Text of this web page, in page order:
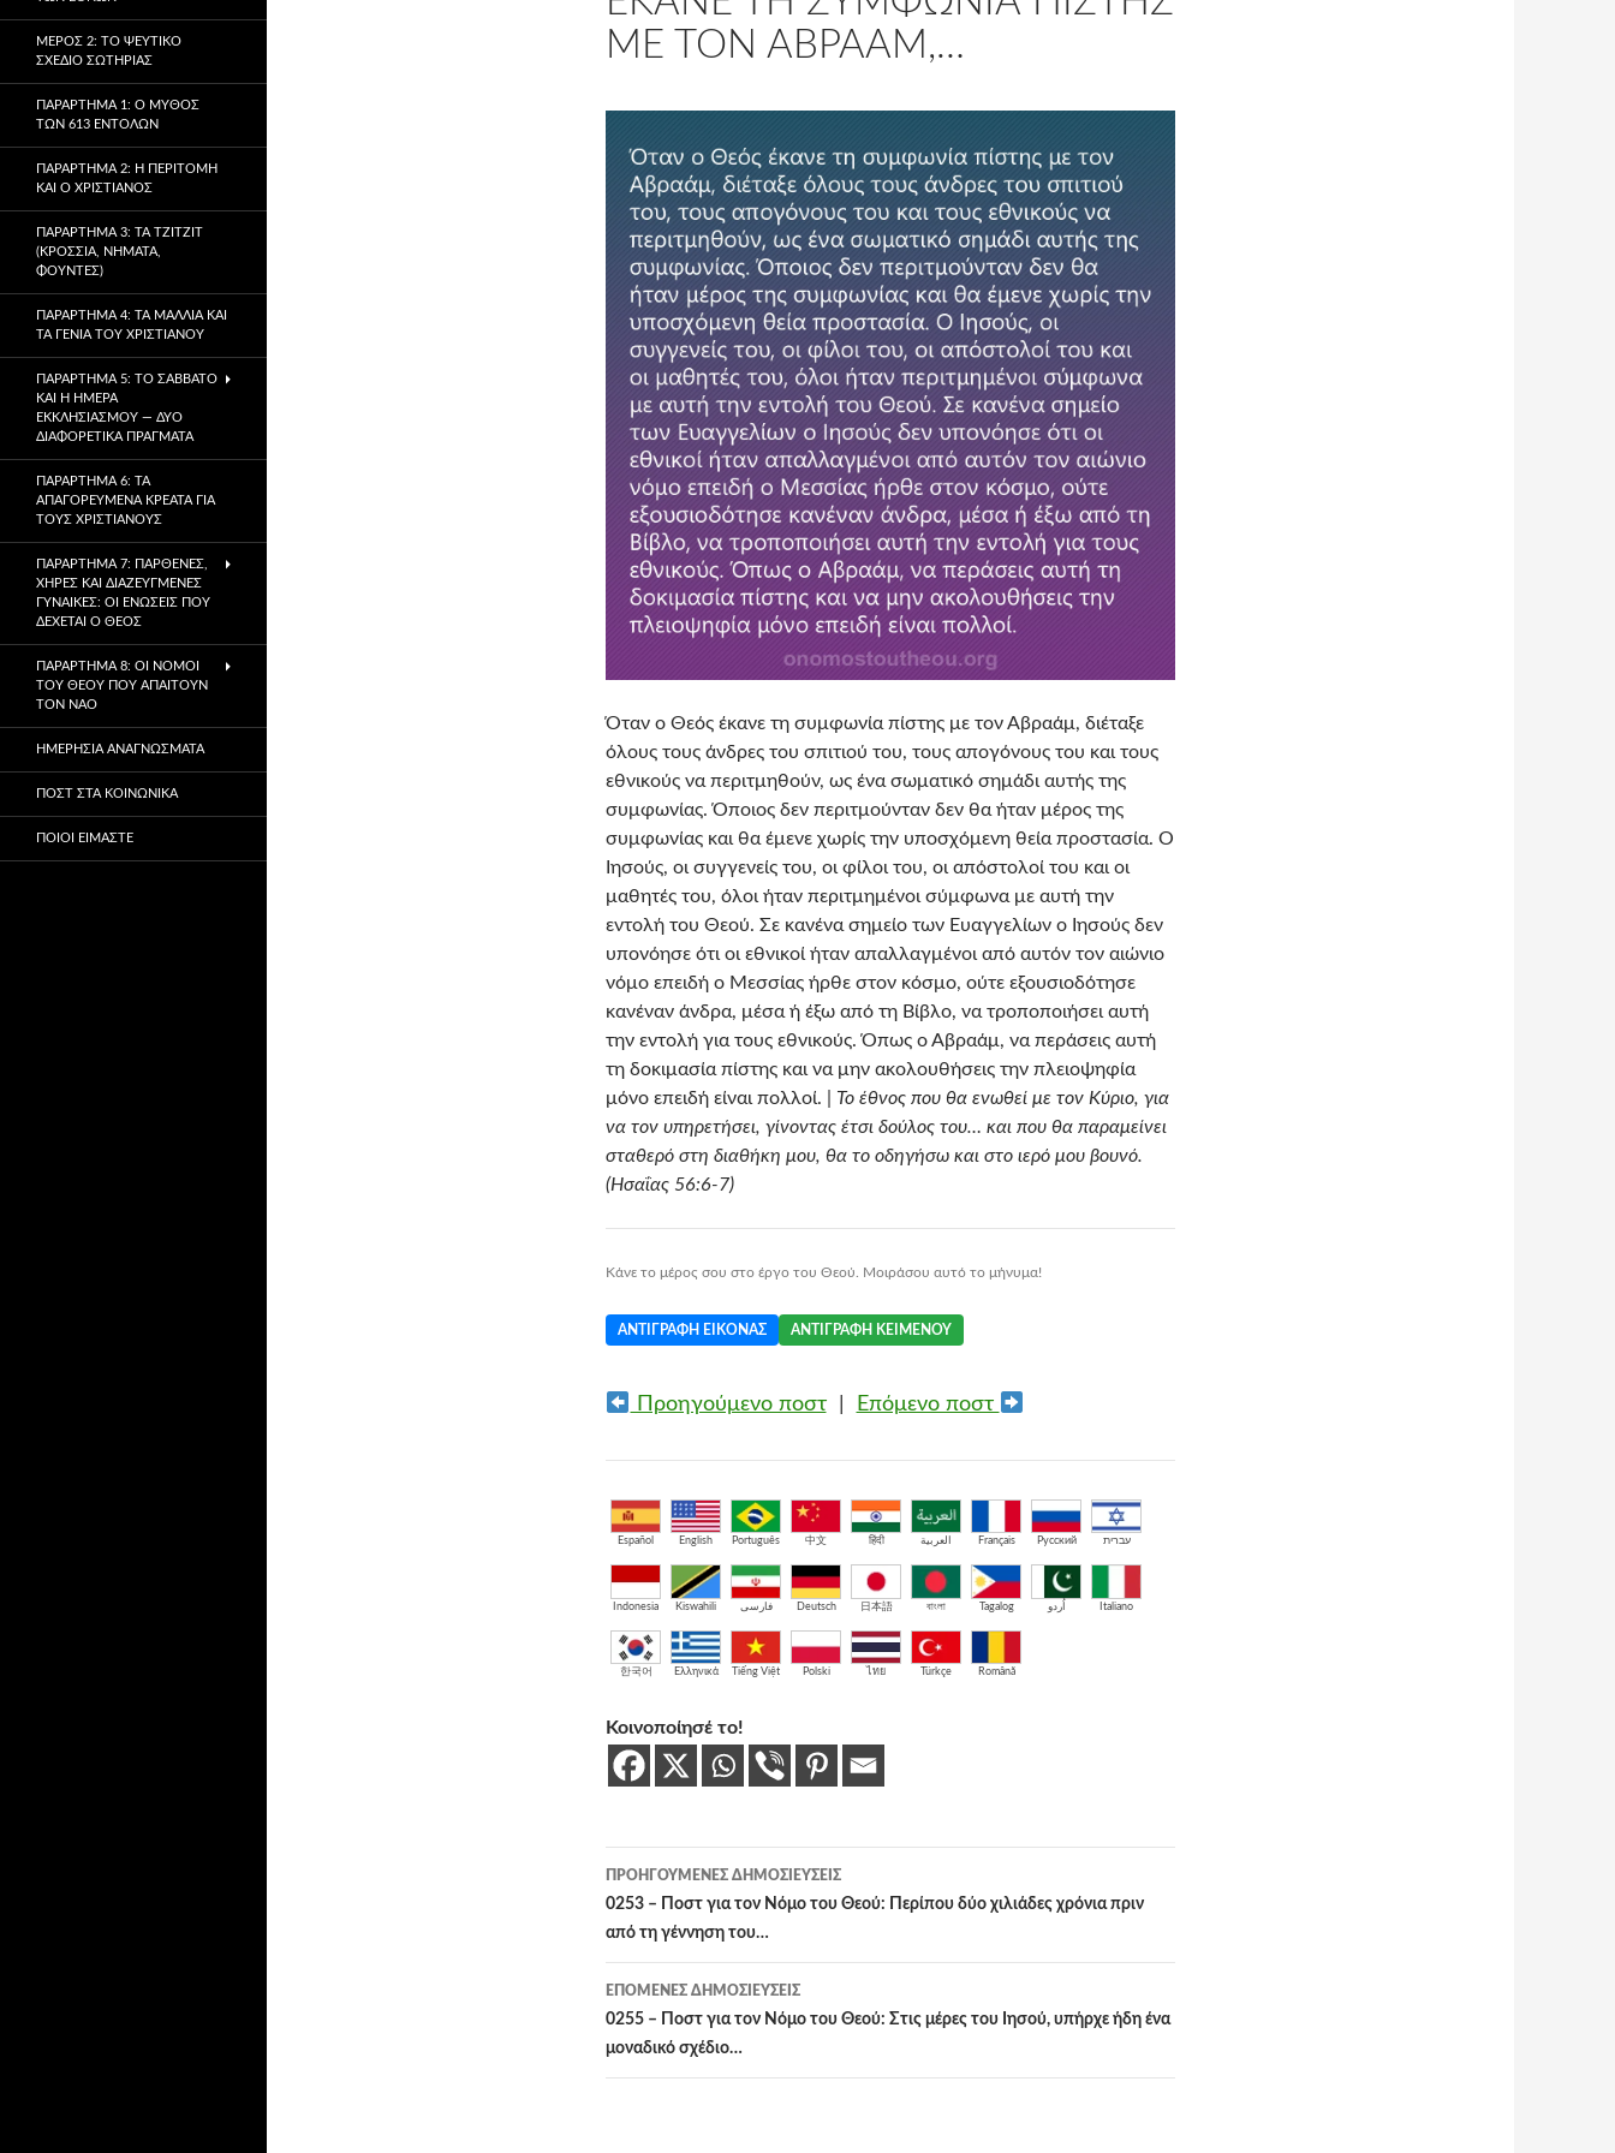
ΜΕ ΤΟΝ ΑΒΡΑΆΜ,…
Όταν ο Θεός έκανε τη συμφωνία πίστης με τον Αβραάμ, διέταξε
όλους τους άνδρες του σπιτιού του, τους απογόνους του και τους
εθνικούς να περιτμηθούν, ως ένα σωματικό σημάδι αυτής της
συμφωνίας. Όποιος δεν περιτμούνταν δεν θα ήταν μέρος της
συμφωνίας και θα έμενε χωρίς την υποσχόμενη θεία προστασία. Ο
Ιησούς, οι συγγενείς του, οι φίλοι του, οι απόστολοί του και οι
μαθητές του, όλοι ήταν περιτμημένοι σύμφωνα με αυτή την
εντολή του Θεού. Σε κανένα σημείο των Ευαγγελίων ο Ιησούς δεν
υπονόησε ότι οι εθνικοί ήταν απαλλαγμένοι από αυτόν τον αιώνιο
νόμο επειδή ο Μεσσίας ήρθε στον κόσμο, ούτε εξουσιοδότησε
κανέναν άνδρα, μέσα ή έξω από τη Βίβλο, να τροποποιήσει αυτή
την εντολή για τους εθνικούς. Όπως ο Αβραάμ, να περάσεις αυτή
τη δοκιμασία πίστης και να μην ακολουθήσεις την πλειοψηφία
μόνο επειδή είναι πολλοί. | Το έθνος που θα ενωθεί με τον Κύριο, για
να τον υπηρετήσει, γίνοντας έτσι δούλος του… και που θα παραμείνει
σταθερό στη διαθήκη μου, θα το οδηγήσω και στο ιερό μου βουνό.
(Ησαΐας 56:6-7)
Κάνε το μέρος σου στο έργο του Θεού. Μοιράσου αυτό το μήνυμα!
ΑΝΤΙΓΡΑΦΉ ΕΙΚΌΝΑΣ ΑΝΤΙΓΡΑΦΉ ΚΕΙΜΈΝΟΥ
Προηγούμενο ποστ| Επόμενο ποστ
Español English Português 中文 हिंदी العربية Français Русский עברית
Indonesia Kiswahili فارسی Deutsch 日本語 বাংলা Tagalog اُردو Italiano
한국어 Ελληνικά Tiếng Việt Polski ไทย Türkçe Română
Κοινοποίησέ το!
Πλοήγηση
άρθρων
ΠΡΟΗΓΟΎΜΕΝΕΣ ΔΗΜΟΣΙΕΎΣΕΙΣ
0253 – Ποστ για τον Νόμο του Θεού: Περίπου δύο χιλιάδες χρόνια πριν
από τη γέννηση του…
ΕΠΌΜΕΝΕΣ ΔΗΜΟΣΙΕΎΣΕΙΣ
0255 – Ποστ για τον Νόμο του Θεού: Στις μέρες του Ιησού, υπήρχε ήδη ένα
μοναδικό σχέδιο…
ΜΈΡΟΣ 2: ΤΟ ΨΕΎΤΙΚΟ
ΣΧΈΔΙΟ ΣΩΤΗΡΊΑΣ
ΠΑΡΆΡΤΗΜΑ 1: Ο ΜΎΘΟΣ
ΤΩΝ 613 ΕΝΤΟΛΏΝ
ΠΑΡΆΡΤΗΜΑ 2: Η ΠΕΡΙΤΟΜΉ
ΚΑΙ Ο ΧΡΙΣΤΙΑΝΌΣ
ΠΑΡΆΡΤΗΜΑ 3: ΤΑ TZITZIT
(ΚΡΌΣΣΙΑ, ΝΉΜΑΤΑ,
ΦΟΎΝΤΕΣ)
ΠΑΡΆΡΤΗΜΑ 4: ΤΑ ΜΑΛΛΙΆ ΚΑΙ
ΤΑ ΓΈΝΙΑ ΤΟΥ ΧΡΙΣΤΙΑΝΟΎ
ΠΑΡΆΡΤΗΜΑ 5: ΤΟ ΣΆΒΒΑΤΟ
ΚΑΙ Η ΗΜΈΡΑ
ΕΚΚΛΗΣΙΑΣΜΟΎ — ΔΎΟ
ΔΙΑΦΟΡΕΤΙΚΆ ΠΡΆΓΜΑΤΑ
ΠΑΡΆΡΤΗΜΑ 6: ΤΑ
ΑΠΑΓΟΡΕΥΜΈΝΑ ΚΡΈΑΤΑ ΓΙΑ
ΤΟΥΣ ΧΡΙΣΤΙΑΝΟΎΣ
ΠΑΡΆΡΤΗΜΑ 7: ΠΑΡΘΈΝΕΣ,
ΧΉΡΕΣ ΚΑΙ ΔΙΑΖΕΥΓΜΈΝΕΣ
ΓΥΝΑΊΚΕΣ: ΟΙ ΕΝΏΣΕΙΣ ΠΟΥ
ΔΈΧΕΤΑΙ Ο ΘΕΌΣ
ΠΑΡΆΡΤΗΜΑ 8: ΟΙ ΝΌΜΟΙ
ΤΟΥ ΘΕΟΎ ΠΟΥ ΑΠΑΙΤΟΎΝ
ΤΟΝ ΝΑΌ
ΗΜΕΡΉΣΙΑ ΑΝΑΓΝΏΣΜΑΤΑ
ΠΟΣΤ ΣΤΑ ΚΟΙΝΩΝΙΚΆ
ΠΟΙΟΙ ΕΊΜΑΣΤΕ